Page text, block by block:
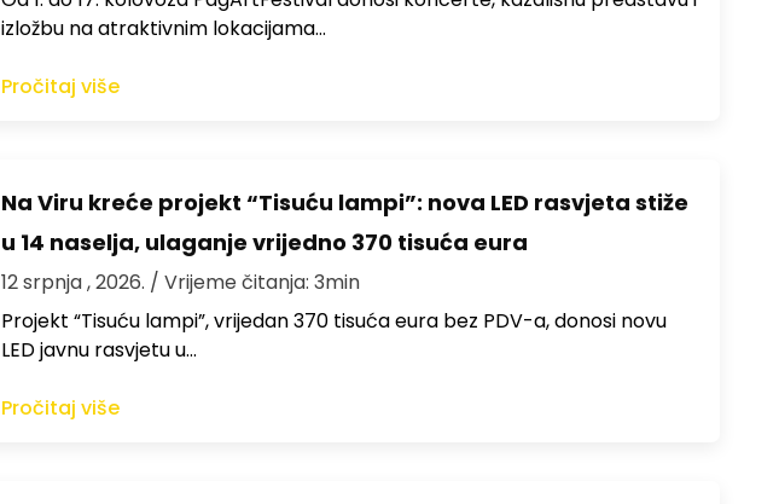
izložbu na atraktivnim lokacijama…
Pročitaj više
Na Viru kreće projekt “Tisuću lampi”: nova LED rasvjeta stiže
u 14 naselja, ulaganje vrijedno 370 tisuća eura
12 srpnja , 2026. / Vrijeme čitanja: 3min
Projekt “Tisuću lampi”, vrijedan 370 tisuća eura bez PDV-a, donosi novu
LED javnu rasvjetu u…
Pročitaj više